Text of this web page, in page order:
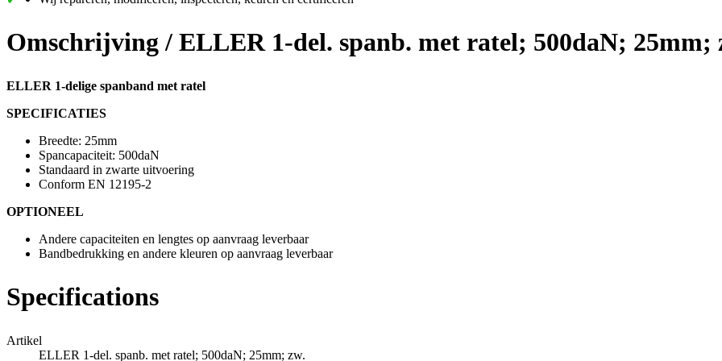
Omschrijving / ELLER 1-del. spanb. met ratel; 500daN; 25mm;
ELLER 1-delige spanband met ratel
SPECIFICATIES
Breedte: 25mm
Spancapaciteit: 500daN
Standaard in zwarte uitvoering
Conform EN 12195-2
OPTIONEEL
Andere capaciteiten en lengtes op aanvraag leverbaar
Bandbedrukking en andere kleuren op aanvraag leverbaar
Specifications
Artikel
ELLER 1-del. spanb. met ratel; 500daN; 25mm; zw.